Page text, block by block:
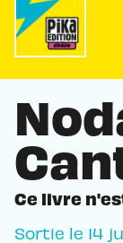
Ce livre
Sortie le 14